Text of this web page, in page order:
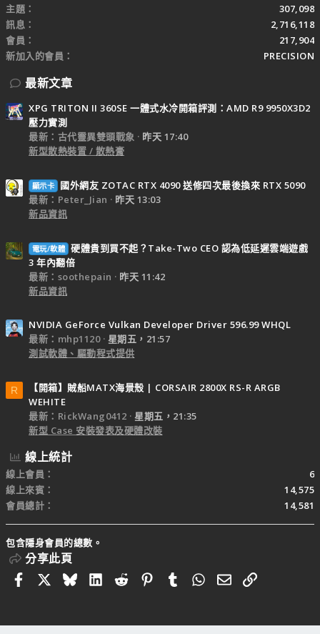
主題
307,098
訊息
2,716,118
會員
217,904
新加入的會員
PRECISION
最新文章
XPG TRITON II 360SE 一體式水冷開箱評測：AMD R9 9950X3D2
壓力實測
最新：古代靈異雙頭戰象
昨天 17:40
新型散熱裝置 / 散熱膏
顯示卡
國外網友 ZOTAC RTX 4090 送修四次最後換來 RTX 5090
最新：Peter_Jian
昨天 13:03
新品資訊
電玩/軟體 硬體貴到買不起？Take-Two CEO 認為低延遲雲端遊戲
3 年內翻倍
最新：soothepain
昨天 11:42
新品資訊
NVIDIA GeForce Vulkan Developer Driver 596.99 WHQL
最新：mhp1120
星期五，21:57
測試軟體、驅動程式提供
R
【開箱】賊船MATX海景殼 | CORSAIR 2800X RS-R ARGB
WEHITE
最新：RickWang0412
星期五，21:35
新型 Case 安裝發表及硬體改裝
線上統計
線上會員
6
線上來賓
14,575
會員總計
14,581
包含隱身會員的總數。
分享此頁
FacebookBlueskyLinkedIn
RedditPinterestTumblrWhatsApp
電子郵件
連結